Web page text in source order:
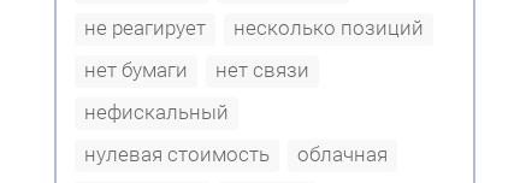
не реагирует
несколько позиций
нет бумаги
нет связи
нефискальный
нулевая стоимость
облачная